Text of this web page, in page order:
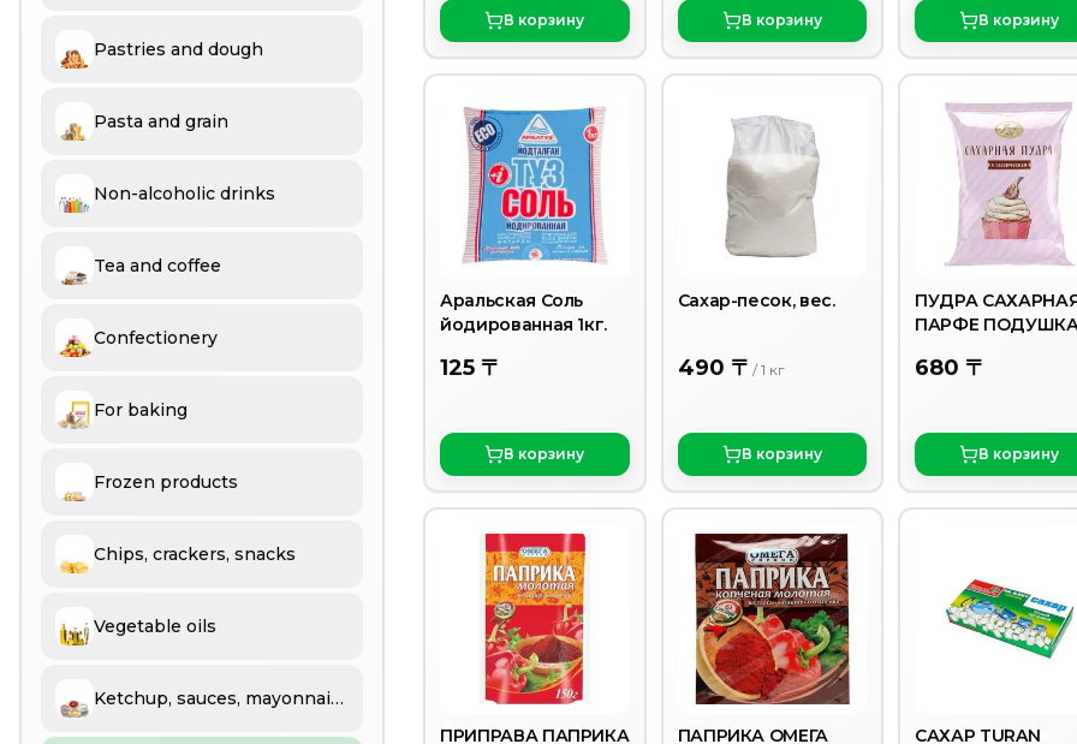
Pastries and dough
Pasta and grain
Non-alcoholic drinks
Tea and coffee
Confectionery
For baking
Frozen products
Chips, crackers, snacks
Vegetable oils
Ketchup, sauces, mayonnaise, mustard, vinegar
В корзину В корзину В корзину
Аральская Соль
йодированная 1кг.
125 〒
В корзину
Сахар-песок, вес.
490 〒 / 1 кг
В корзину
ПУДРА
ПАРФЕ
680 〒
В корзину
ПРИПРАВА ПАПРИКА
ПАПРИКА ОМЕГА
САХАР TURAN